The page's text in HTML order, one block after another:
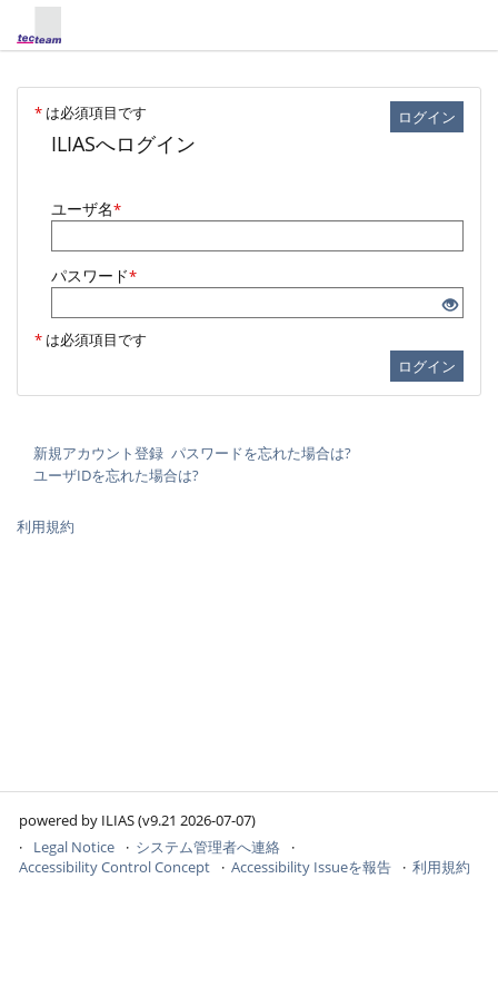
ログイン
* は必須項目です
ILIASへログイン
ユーザ名*
パスワード*
* は必須項目です
ログイン
新規アカウント登録 パスワードを忘れた場合は?
ユーザIDを忘れた場合は?
利用規約
powered by ILIAS (v9.21 2026-07-07)
Legal Notice
システム管理者へ連絡
Accessibility Control Concept
Accessibility Issueを報告 利用規約